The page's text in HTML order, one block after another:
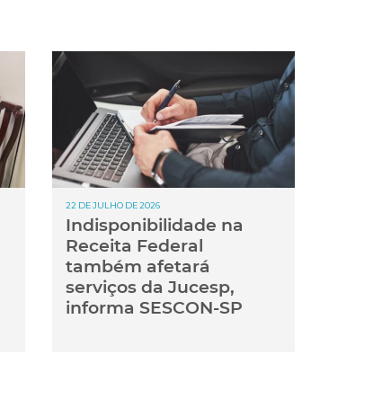
22 DE JULHO DE 2026
Indisponibilidade na
Receita Federal
também afetará
serviços da Jucesp,
informa SESCON-SP